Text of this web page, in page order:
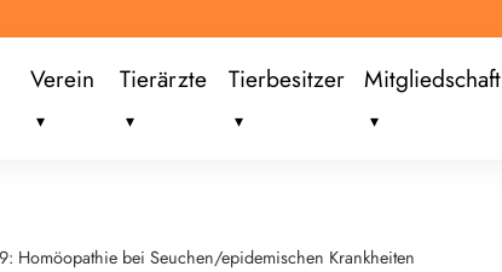
Verein Tierärzte Tierbesitzer Mitgliedschaft
Homöopathie bei Seuchen/epidemischen Krankheiten